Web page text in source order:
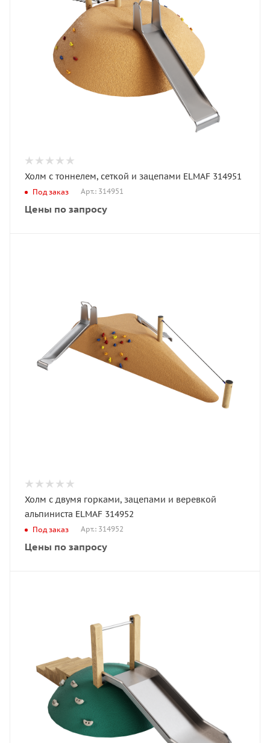
Холм с тоннелем, сеткой и зацепами ELMAF 314951
Под заказ Арт.: 314951
Цены по запросу
Холм с двумя горками, зацепами и веревкой
альпиниста ELMAF 314952
Под заказ Арт.: 314952
Цены по запросу